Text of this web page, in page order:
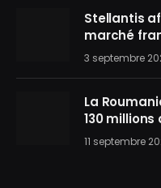
Stellantis
marché
3 septembre
La
130 millions
11 septembre